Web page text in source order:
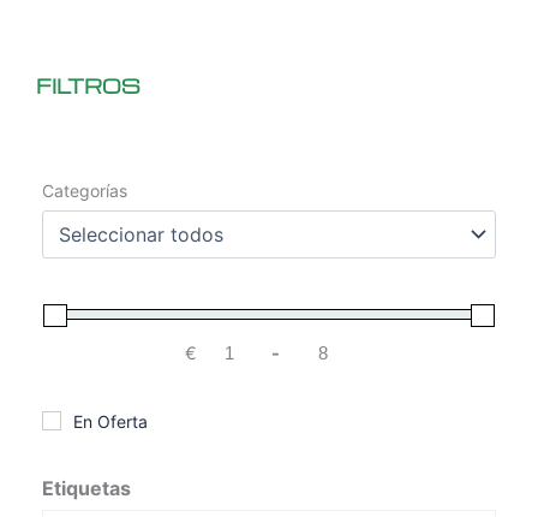
FILTROS
Categorías
€ Minimum Price
-Maximum Price
En Oferta
Etiquetas